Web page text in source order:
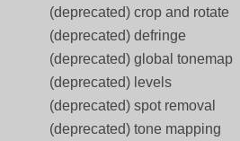
(deprecated) crop and rotate
(deprecated) defringe
(deprecated) global tonemap
(deprecated) levels
(deprecated) spot removal
(deprecated) tone mapping